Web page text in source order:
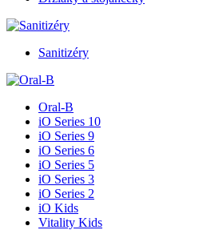
Sanitizéry
Oral-B
iO Series 10
iO Series 9
iO Series 6
iO Series 5
iO Series 3
iO Series 2
iO Kids
Vitality Kids